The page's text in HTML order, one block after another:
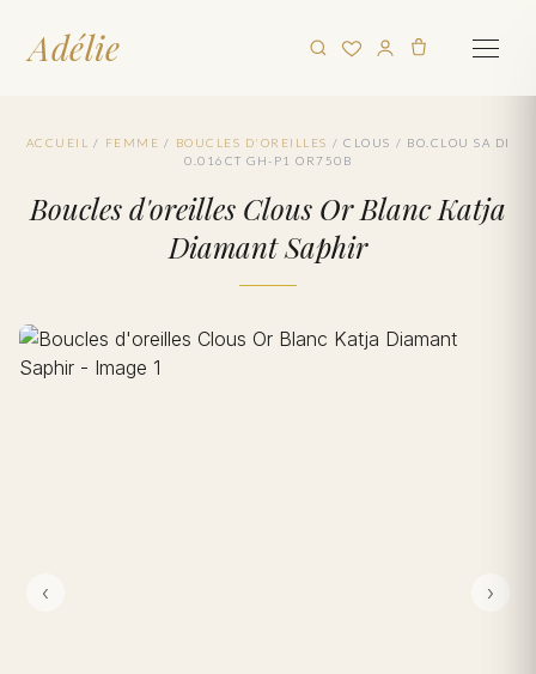
Adélie
ACCUEIL / FEMME / BOUCLES D'OREILLES / CLOUS / BO.CLOU SA DI
0.016CT GH-P1 OR750B
Boucles d'oreilles Clous Or Blanc Katja
Diamant Saphir
‹ ›